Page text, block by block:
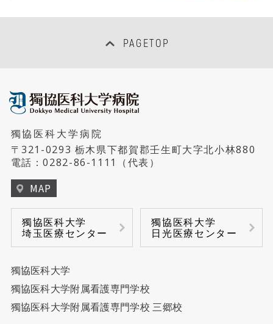
PAGETOP
獨協医科大学病院
〒321-0293 栃木県下都賀郡壬生町大字北小林880
電話：0282-86-1111 （代表）
MAP
獨協医科大学
埼玉医療センター
獨協医科大学
日光医療センター
獨協医科大学
獨協医科大学附属看護専門学校
獨協医科大学附属看護専門学校 三郷校